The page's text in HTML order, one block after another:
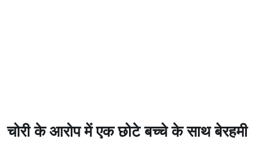
चोरी के आरोप में एक छोटे बच्चे के साथ बेरहमी